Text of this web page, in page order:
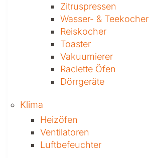
Zitruspressen
Wasser-­ & Teekocher
Reiskocher
Toaster
Vakuumierer
Raclette Öfen
Dörrgeräte
Klima
Heizöfen
Ventilatoren
Luftbefeuchter